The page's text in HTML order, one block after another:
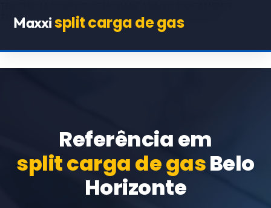
TROCANDO APENAS OS TEXTOS E URLs INDICADOS)
Maxxisplit carga de gas
Referência em
split carga de gasBelo
Horizonte